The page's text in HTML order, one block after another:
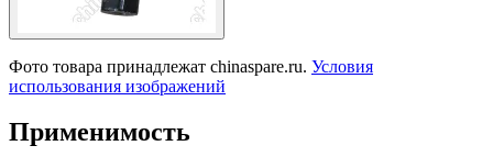
Фото товара принадлежат chinaspare.ru. Условия
использования изображений
Применимость